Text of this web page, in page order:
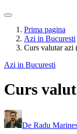
Prima pagina
Azi in Bucuresti
Curs valutar
Azi in Bucuresti
Curs
De Radu